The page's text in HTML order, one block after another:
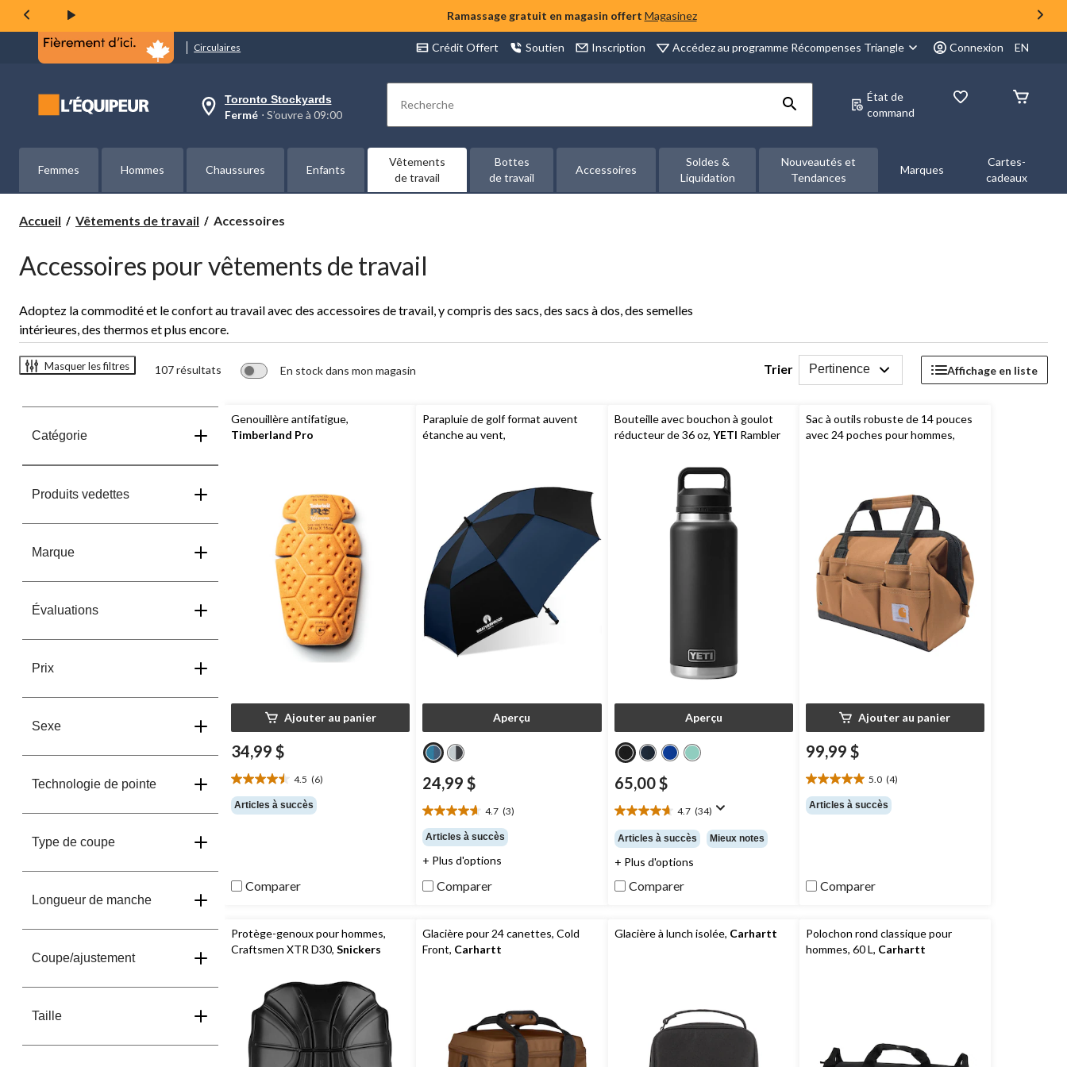
Ramassage gratuit en magasin offert Magasinez
Circulaires Crédit Offert Soutien Inscription Accédez au programme Récompenses Triangle Connexion EN
votre
est
Toronto
Stockyards,
S’ouvre
à
cliquer
pour
Toronto Stockyards
Fermé ⋅ S’ouvre à 09:00 Rechercher
État de
command
Femmes Hommes Chaussures Enfants
Vêtements
de travail
Bottes
de travail
Accessoires
Soldes &
Liquidation
Nouveautés et
Tendances
Marques
Cartes-
cadeaux
Accueil Vêtements de travail Accessoires
Accessoires
Accessoires pour vêtements de travail
Adoptez la commodité et le confort au travail avec des accessoires de travail, y compris des sacs, des sacs à dos, des semelles
intérieures, des thermos et plus encore.
Masquer les filtres 107 résultats En stock dans mon magasin Trier Pertinence Affichage en liste
Catégorie
Produits vedettes
Marque
Évaluations
Prix
Sexe
Technologie de pointe
Type de coupe
Longueur de manche
Coupe/ajustement
Taille
Genouillère antifatigue,
Timberland Pro
Ajouter au panier
34,99 $
4.5 (6)
4.5
étoile(s)
sur
Articles à succès
Comparer
Parapluie de golf format auvent
étanche au vent,
Aperçu
24,99 $
4.7 (3)
4.7
étoile(s)
sur
5.
3
évaluations
Articles à succès
+ Plus d'options
Comparer
Bouteille avec bouchon à goulot
réducteur de 36 oz, YETI Rambler
Aperçu
65,00 $
4.7 (34)
4.7
étoile(s)
sur
5.
34
évaluations
Articles à succès Mieux notes
+ Plus d'options
Comparer
Sac à outils robuste de 14 pouces
avec 24 poches pour hommes,
Ajouter au panier
99,99 $
5.0 (4)
5.0
étoile(s)
sur
Articles à succès
Comparer
Protège-genoux pour hommes,
Craftsmen XTR D30,Snickers
Glacière pour 24 canettes, Cold
Front, Carhartt
Glacière à lunch isolée, Carhartt
Polochon rond classique pour
hommes, 60 L, Carhartt